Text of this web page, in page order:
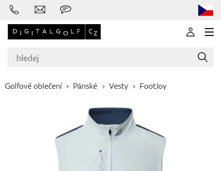
Značky
Golfové hole
Golfové oblečení Pánské Vesty FootJoy